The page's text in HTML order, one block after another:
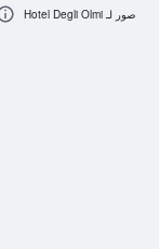
صور لـ Hotel Degli Olmi